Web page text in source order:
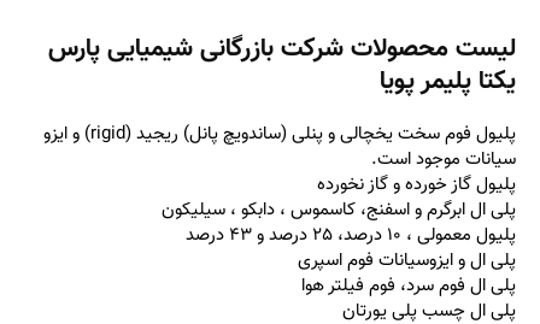
لیست محصولات شرکت بازرگانی شیمیایی پارس
یکتا پلیمر پویا
پلیول فوم سخت یخچالی و پنلی (ساندویچ پانل) ریجید(rigid)
و ایزو
سیانات موجود است.
پلیول گاز خورده و گاز نخورده
پلی ال ابرگرم و اسفنج، کاسموس ، دابکو ، سیلیکون
پلیول معمولی ، 10 درصد، 25 درصد و 43 درصد
پلی ال و ایزوسیانات فوم اسپری
پلی ال فوم سرد، فوم فیلتر هوا
پلی ال چسب پلی یورتان